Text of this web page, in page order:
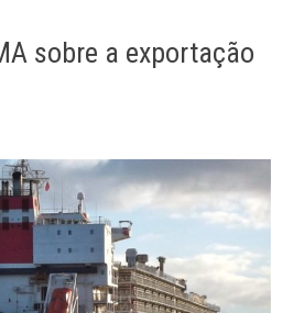
sobre a exportação